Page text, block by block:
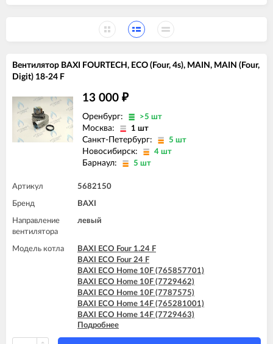
Вентилятор BAXI FOURTECH, ECO (Four, 4s), MAIN, MAIN (Four,
Digit) 18-24 F
13 000 ₽
Оренбург: >5 шт
Москва: 1 шт
Санкт-Петербург: 5 шт
Новосибирск: 4 шт
Барнаул: 5 шт
Артикул 5682150
Бренд BAXI
Направление
вентилятора
левый
Модель котла
BAXI ECO Four 1.24 F
BAXI ECO Four 24 F
BAXI ECO Home 10F (765857701)
BAXI ECO Home 10F (7729462)
BAXI ECO Home 10F (7787575)
BAXI ECO Home 14F (765281001)
BAXI ECO Home 14F (7729463)
BAXI ECO Home 14F (7787576)
BAXI ECO Home 24F (765281101)
Подробнее